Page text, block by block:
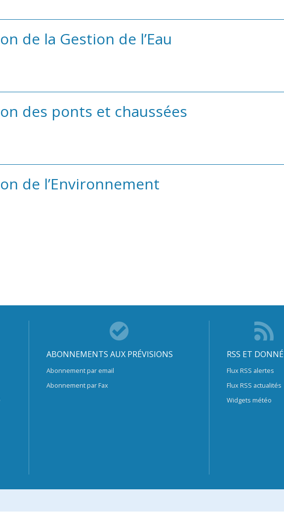
de la Gestion de l’Eau
des ponts et chaussées
de l’Environnement
ABONNEMENTS AUX PRÉVISIONS
Abonnement par email
Abonnement par Fax
RSS ET
Flux RSS alertes
Flux RSS actualités
Widgets météo